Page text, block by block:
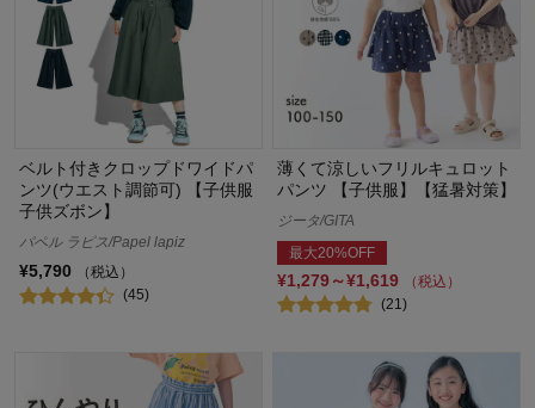
ベルト付きクロップドワイドパ
ンツ(ウエスト調節可) 【子供服
子供ズボン】
パペル ラピス/Papel lapiz
¥5,790
（税込）
(45)
薄くて涼しいフリルキュロット
パンツ 【子供服】【猛暑対策】
ジータ/GITA
最大20%OFF
¥1,279～¥1,619
（税込）
(21)